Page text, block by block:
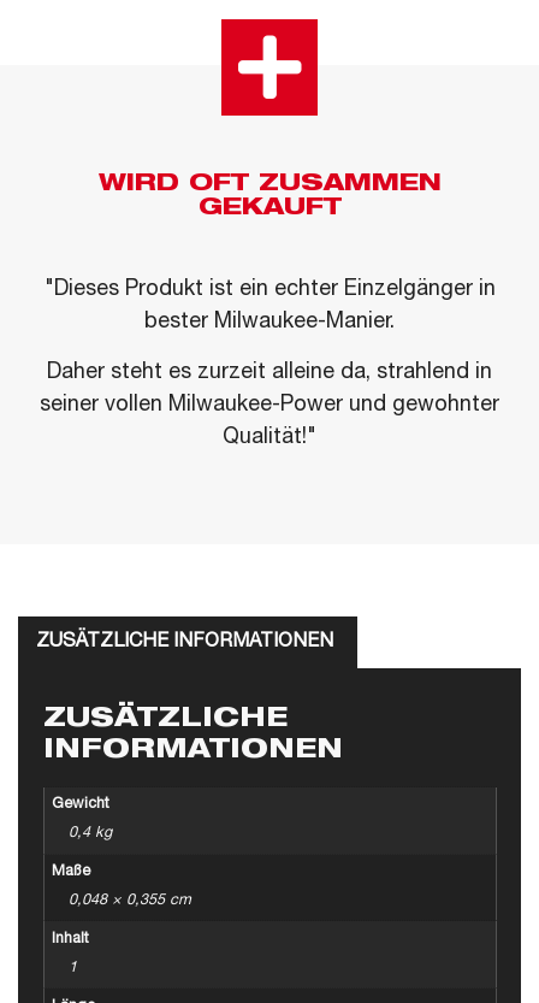
WIRD OFT ZUSAMMEN
GEKAUFT
"Dieses Produkt ist ein echter Einzelgänger in
bester Milwaukee-Manier.
Daher steht es zurzeit alleine da, strahlend in
seiner vollen Milwaukee-Power und gewohnter
Qualität!"
ZUSÄTZLICHE INFORMATIONEN
ZUSÄTZLICHE
INFORMATIONEN
Gewicht
0,4 kg
Maße
0,048 × 0,355 cm
Inhalt
1